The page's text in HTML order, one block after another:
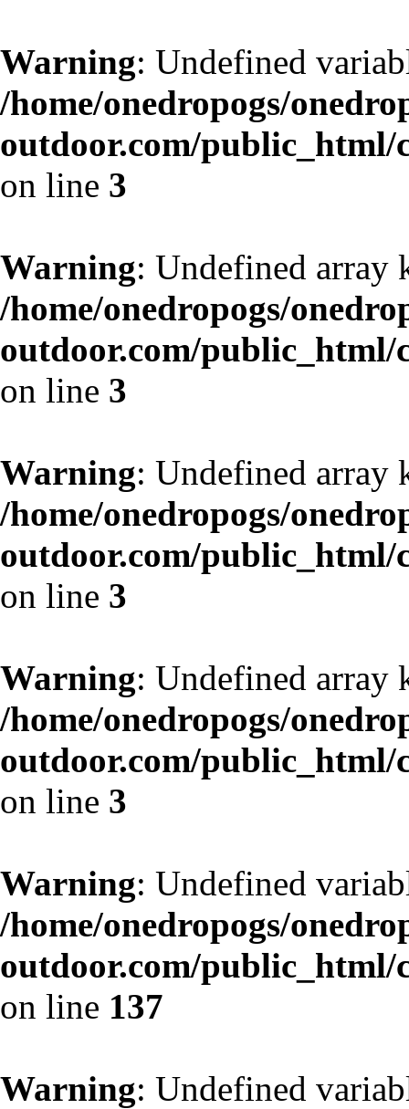
Warning: Undefined
/home/onedropogs/
outdoor.com/public_html/
on line 3
Warning: Undefined array
/home/onedropogs/
outdoor.com/public_html/
on line 3
Warning: Undefined array
/home/onedropogs/
outdoor.com/public_html/
on line 3
Warning: Undefined array
/home/onedropogs/
outdoor.com/public_html/
on line 3
Warning: Undefined
/home/onedropogs/
outdoor.com/public_html/
on line 137
Warning: Undefined